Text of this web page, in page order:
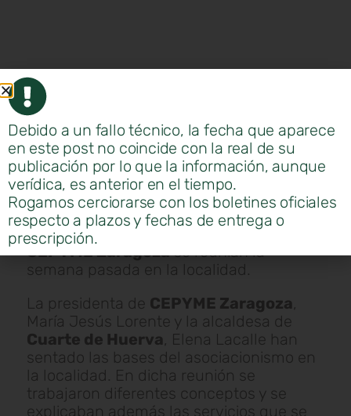
Con la intención de comenzar a construir
una red que impulse el comercio local
entre empresas pymes y autónomos, el
ayuntamiento de
Cuarte de Huerva y
CEPYME Zaragozase reunían la
semana pasada en la localidad.
La presidenta de CEPYME Zaragoza,
María Jesús Lorente y la alcaldesa de
Cuarte de Huerva, Elena Lacalle han
sentado las bases del asociacionismo en
la localidad. En dicha reunión se
trabajaron diferentes conceptos y se
explicaban además las servicios que se
Debido a un fallo técnico, la fecha que aparece
en este post no coincide con la real de su
publicación por lo que la información, aunque
verídica, es anterior en el tiempo.
Rogamos cerciorarse con los boletines oficiales
respecto a plazos y fechas de entrega o
prescripción.